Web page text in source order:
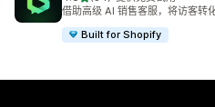
总共 54 条评论
借助高级 AI 销售客服，将访客转
Built for Shopify